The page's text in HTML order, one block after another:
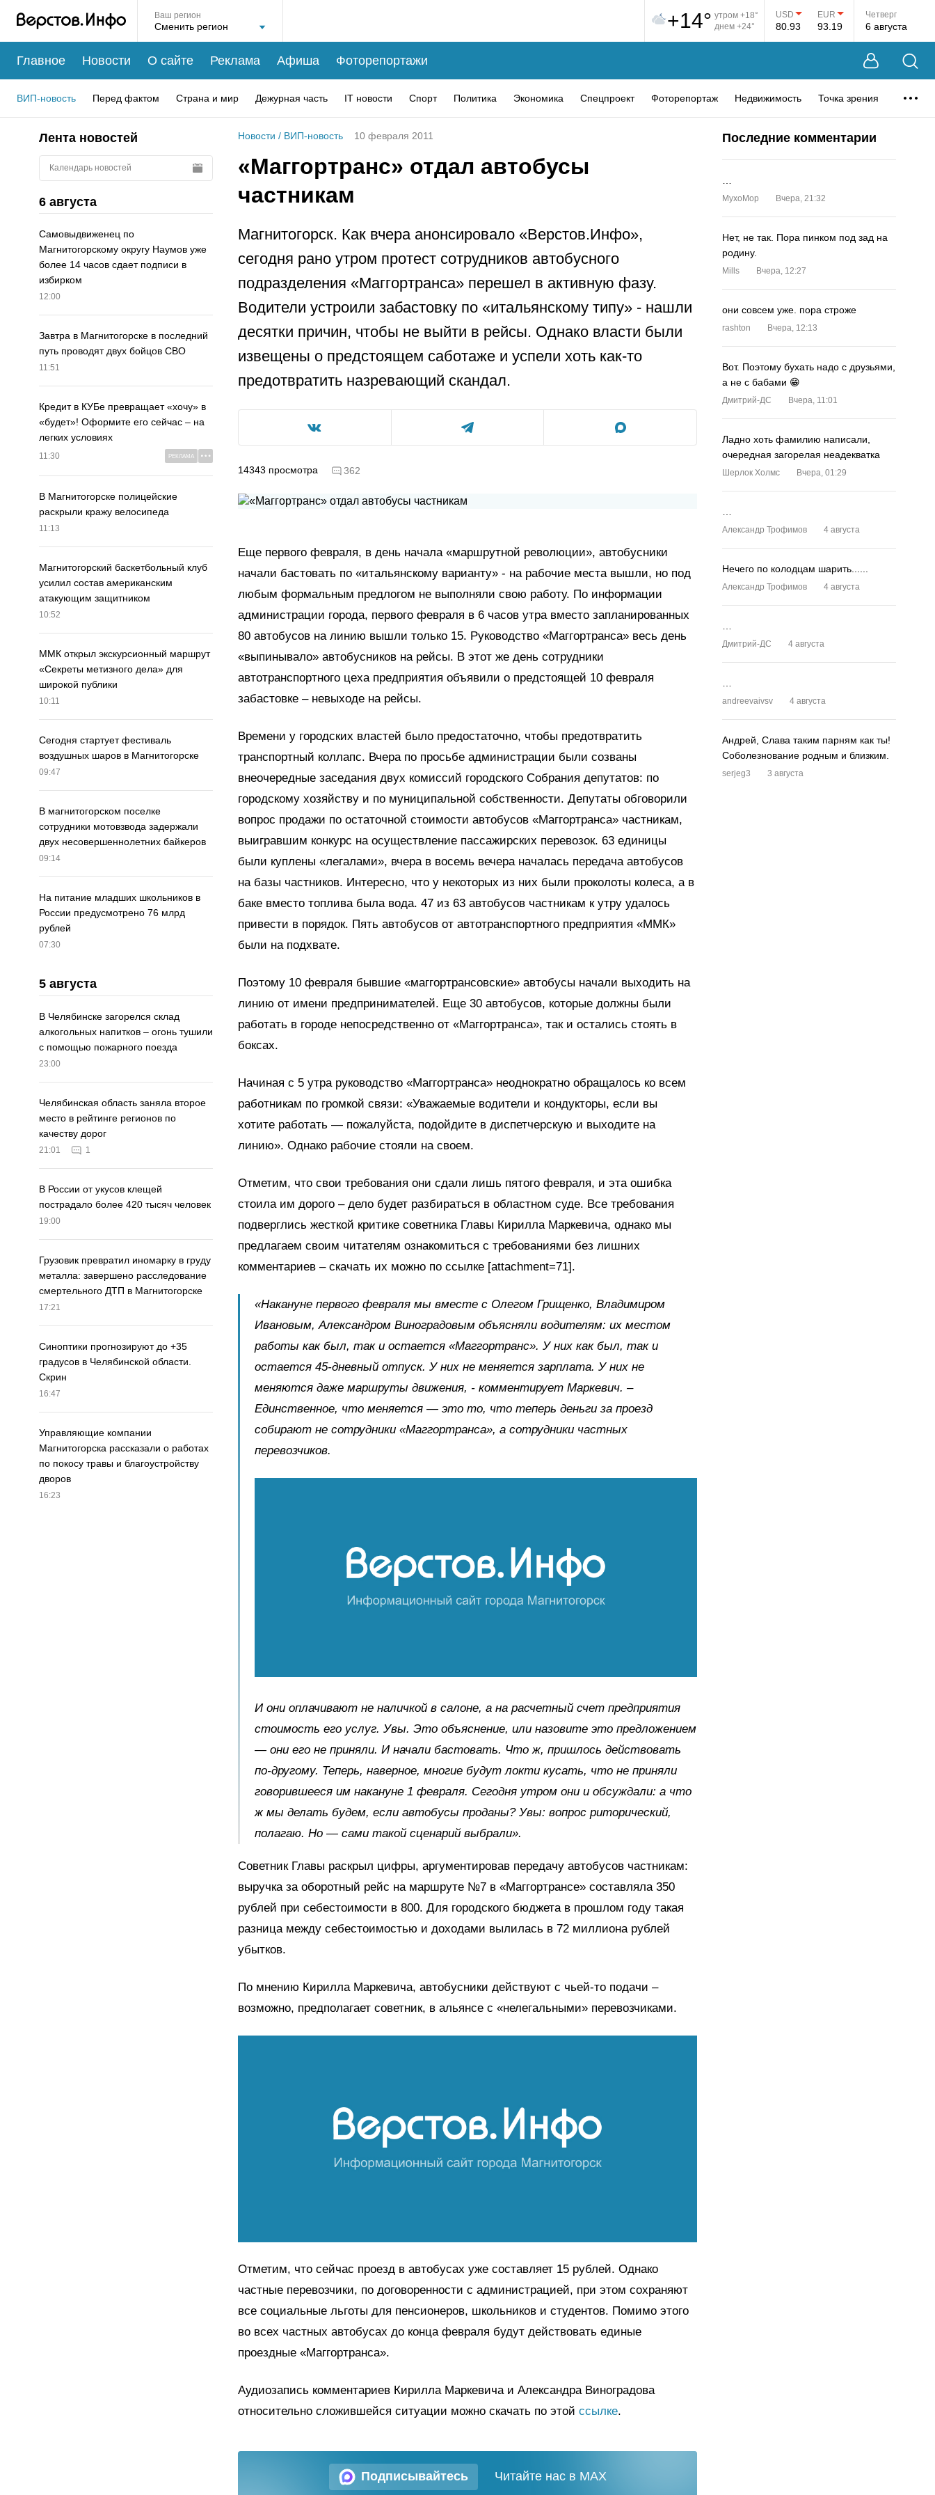
Ваш регион +14° утром +18°
днем +24°
USD
80.93
EUR
93.19
Четверг
6 августа
Главное Новости О сайте Реклама Афиша Фоторепортажи
ВИП-новость Перед фактом Страна и мир Дежурная часть IT новости Спорт Политика Экономика Спецпроект Фоторепортаж Недвижимость Точка зрения
Лента новостей
Календарь новостей
6 августа
Самовыдвиженец по
Магнитогорскому округу Наумов уже
более 14 часов сдает подписи в
избирком
12:00
Завтра в Магнитогорске в последний
путь проводят двух бойцов СВО
11:51
Кредит в КУБе превращает «хочу» в
«будет»! Оформите его сейчас – на
легких условиях
11:30 РЕКЛАМА
В Магнитогорске полицейские
раскрыли кражу велосипеда
11:13
Магнитогорский баскетбольный клуб
усилил состав американским
атакующим защитником
10:52
ММК открыл экскурсионный маршрут
«Секреты метизного дела» для
широкой публики
10:11
Сегодня стартует фестиваль
воздушных шаров в Магнитогорске
09:47
В магнитогорском поселке
сотрудники мотовзвода задержали
двух несовершеннолетних байкеров
09:14
На питание младших школьников в
России предусмотрено 76 млрд
рублей
07:30
5 августа
В Челябинске загорелся склад
алкогольных напитков – огонь тушили
с помощью пожарного поезда
23:00
Челябинская область заняла второе
место в рейтинге регионов по
качеству дорог
21:01 1
В России от укусов клещей
пострадало более 420 тысяч человек
19:00
Грузовик превратил иномарку в груду
металла: завершено расследование
смертельного ДТП в Магнитогорске
17:21
Синоптики прогнозируют до +35
градусов в Челябинской области.
Скрин
16:47
Управляющие компании
Магнитогорска рассказали о работах
по покосу травы и благоустройству
дворов
16:23
Новости / ВИП-новость 10 февраля 2011
«Маггортранс» отдал автобусы
частникам
Магнитогорск. Как вчера анонсировало «Верстов.Инфо»,
сегодня рано утром протест сотрудников автобусного
подразделения «Маггортранса» перешел в активную фазу.
Водители устроили забастовку по «итальянскому типу» - нашли
десятки причин, чтобы не выйти в рейсы. Однако власти были
извещены о предстоящем саботаже и успели хоть как-то
предотвратить назревающий скандал.
14343 просмотра 362
Еще первого февраля, в день начала «маршрутной революции», автобусники
начали бастовать по «итальянскому варианту» - на рабочие места вышли, но под
любым формальным предлогом не выполняли свою работу. По информации
администрации города, первого февраля в 6 часов утра вместо запланированных
80 автобусов на линию вышли только 15. Руководство «Маггортранса» весь день
«выпинывало» автобусников на рейсы. В этот же день сотрудники
автотранспортного цеха предприятия объявили о предстоящей 10 февраля
забастовке – невыходе на рейсы.
Времени у городских властей было предостаточно, чтобы предотвратить
транспортный коллапс. Вчера по просьбе администрации были созваны
внеочередные заседания двух комиссий городского Собрания депутатов: по
городскому хозяйству и по муниципальной собственности. Депутаты обговорили
вопрос продажи по остаточной стоимости автобусов «Маггортранса» частникам,
выигравшим конкурс на осуществление пассажирских перевозок. 63 единицы
были куплены «легалами», вчера в восемь вечера началась передача автобусов
на базы частников. Интересно, что у некоторых из них были проколоты колеса, а в
баке вместо топлива была вода. 47 из 63 автобусов частникам к утру удалось
привести в порядок. Пять автобусов от автотранспортного предприятия «ММК»
были на подхвате.
Поэтому 10 февраля бывшие «маггортрансовские» автобусы начали выходить на
линию от имени предпринимателей. Еще 30 автобусов, которые должны были
работать в городе непосредственно от «Маггортранса», так и остались стоять в
боксах.
Начиная с 5 утра руководство «Маггортранса» неоднократно обращалось ко всем
работникам по громкой связи: «Уважаемые водители и кондукторы, если вы
хотите работать — пожалуйста, подойдите в диспетчерскую и выходите на
линию». Однако рабочие стояли на своем.
Отметим, что свои требования они сдали лишь пятого февраля, и эта ошибка
стоила им дорого – дело будет разбираться в областном суде. Все требования
подверглись жесткой критике советника Главы Кирилла Маркевича, однако мы
предлагаем своим читателям ознакомиться с требованиями без лишних
комментариев – скачать их можно по ссылке [attachment=71].
«Накануне первого февраля мы вместе с Олегом Грищенко, Владимиром
Ивановым, Александром Виноградовым объясняли водителям: их местом
работы как был, так и остается «Маггортранс». У них как был, так и
остается 45-дневный отпуск. У них не меняется зарплата. У них не
меняются даже маршруты движения, - комментирует Маркевич. –
Единственное, что меняется — это то, что теперь деньги за проезд
собирают не сотрудники «Маггортранса», а сотрудники частных
перевозчиков.
И они оплачивают не наличкой в салоне, а на расчетный счет предприятия
стоимость его услуг. Увы. Это объяснение, или назовите это предложением
— они его не приняли. И начали бастовать. Что ж, пришлось действовать
по-другому. Теперь, наверное, многие будут локти кусать, что не приняли
говорившееся им накануне 1 февраля. Сегодня утром они и обсуждали: а что
ж мы делать будем, если автобусы проданы? Увы: вопрос риторический,
полагаю. Но — сами такой сценарий выбрали».
Советник Главы раскрыл цифры, аргументировав передачу автобусов частникам:
выручка за оборотный рейс на маршруте №7 в «Маггортрансе» составляла 350
рублей при себестоимости в 800. Для городского бюджета в прошлом году такая
разница между себестоимостью и доходами вылилась в 72 миллиона рублей
убытков.
По мнению Кирилла Маркевича, автобусники действуют с чьей-то подачи –
возможно, предполагает советник, в альянсе с «нелегальными» перевозчиками.
Отметим, что сейчас проезд в автобусах уже составляет 15 рублей. Однако
частные перевозчики, по договоренности с администрацией, при этом сохраняют
все социальные льготы для пенсионеров, школьников и студентов. Помимо этого
во всех частных автобусах до конца февраля будут действовать единые
проездные «Маггортранса».
Аудиозапись комментариев Кирилла Маркевича и Александра Виноградова
относительно сложившейся ситуации можно скачать по этой ссылке.
Подписывайтесь Читайте нас в MAX
Последние комментарии
MyxoMop Вчера, 21:32
Нет, не так. Пора пинком под зад на
родину.
Mills Вчера, 12:27
они совсем уже. пора строже
rashton Вчера, 12:13
Вот. Поэтому бухать надо с друзьями,
а не с бабами 😁
Дмитрий-ДС Вчера, 11:01
Ладно хоть фамилию написали,
очередная загорелая неадекватка
Шерлок Холмс Вчера, 01:29
Александр Трофимов 4 августа
Нечего по колодцам шарить......
Александр Трофимов 4 августа
Дмитрий-ДС 4 августа
andreevaivsv 4 августа
Андрей, Слава таким парням как ты!
Соболезнование родным и близким.
serjeg3 3 августа